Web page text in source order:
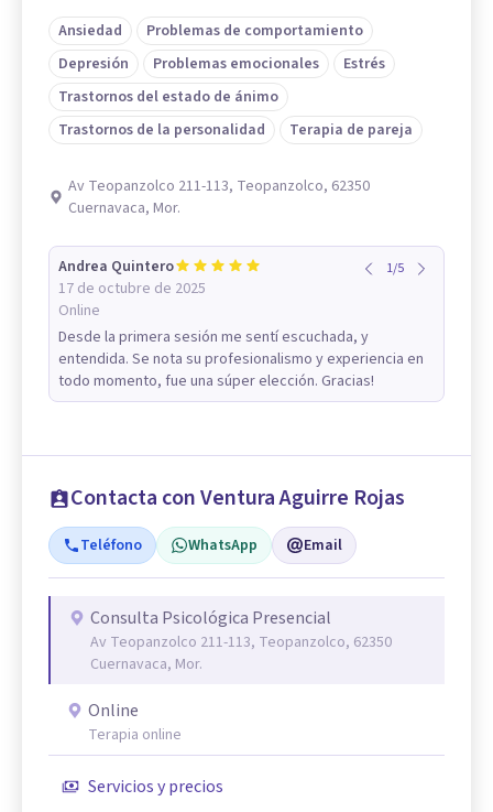
Ansiedad
Problemas de comportamiento
Depresión
Problemas emocionales
Estrés
Trastornos del estado de ánimo
Trastornos de la personalidad
Terapia de pareja
Av Teopanzolco 211-113, Teopanzolco, 62350
Cuernavaca, Mor.
Andrea Quintero
17 de octubre de 2025
Online
1/5
Desde la primera sesión me sentí escuchada, y
entendida. Se nota su profesionalismo y experiencia en
todo momento, fue una súper elección. Gracias!
Contacta con Ventura Aguirre Rojas
Teléfono WhatsApp Email
Consulta Psicológica Presencial
Av Teopanzolco 211-113, Teopanzolco, 62350
Cuernavaca, Mor.
Online
Terapia online
Servicios y precios